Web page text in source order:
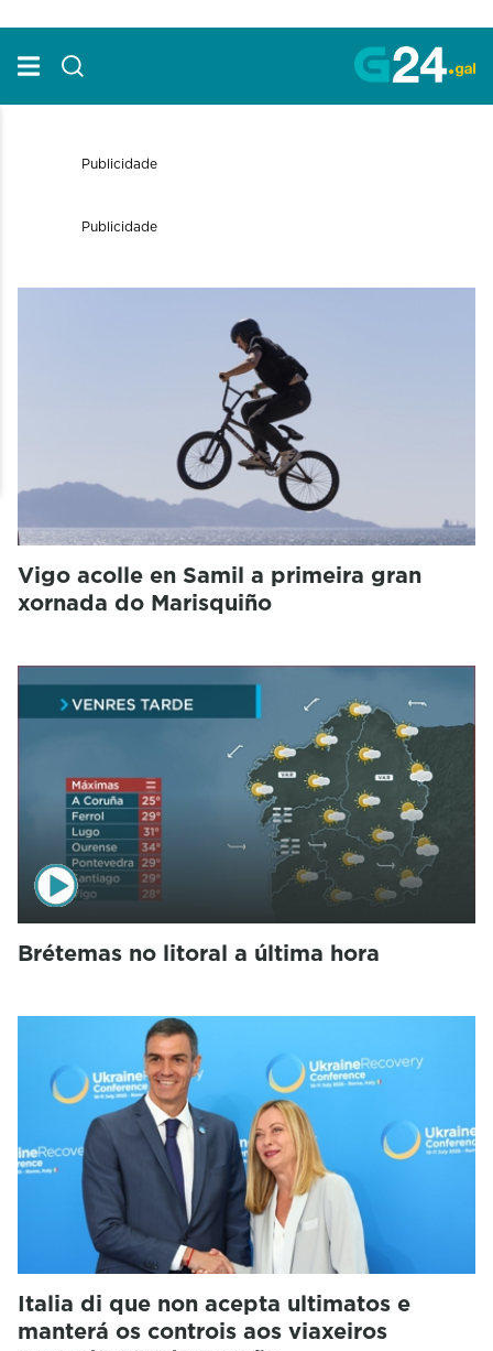
Vigo acolle en Samil a primeira gran
xornada do Marisquiño
Brétemas no litoral a última hora
Italia di que non acepta ultimatos e
manterá os controis aos viaxeiros
Publicidade
Publicidade